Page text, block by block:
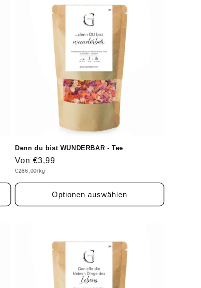
Denn du bist WUNDERBAR - Tee
Normaler
Preis
Von €3,99
Grundpreis
€266,00/kg
Optionen auswählen